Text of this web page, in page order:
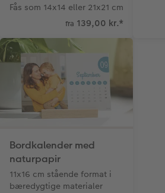
Tilbehør
Fås som 14x14 eller 21x21 cm
fra 139,00 kr.*
Bordkalender med
naturpapir
11x16 cm stående format i
bæredygtige materialer